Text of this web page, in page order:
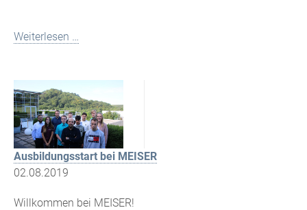
Weiterlesen …
Ausbildungsstart bei MEISER
02.08.2019
Willkommen bei MEISER!